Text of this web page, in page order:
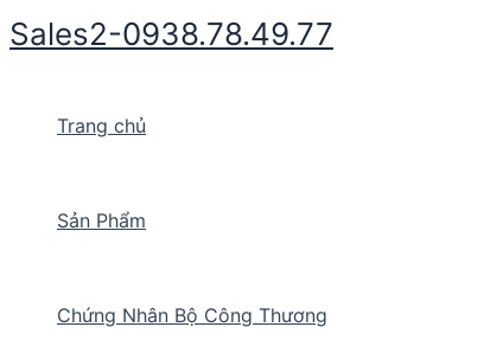
Nhảy
tới
Sales2-0938.78.49.77
Trang chủ
Sản Phẩm
Chứng Nhân Bộ Công Thương